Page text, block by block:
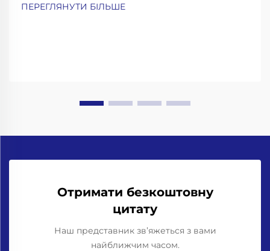
працює в рамках досить суворого набору
ПЕРЕГЛЯНУТИ БІЛЬШЕ
Отримати безкоштовну
цитату
Наш представник зв’яжеться з вами
найближчим часом.